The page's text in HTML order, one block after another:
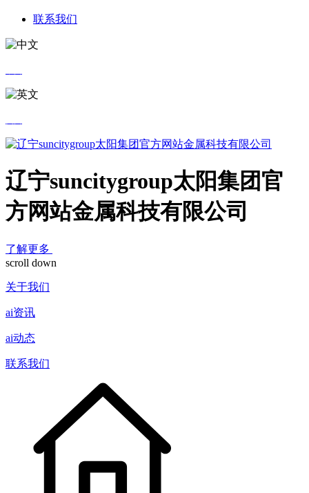
联系我们
辽宁suncitygroup太阳集团官
方网站金属科技有限公司
了解更多
scroll down
关于我们
ai资讯
ai动态
联系我们